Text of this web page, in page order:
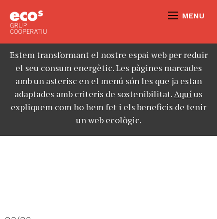
MENU
Estem transformant el nostre espai web per reduir
el seu consum energètic. Les pàgines marcades
amb un asterisc en el menú són les que ja estan
adaptades amb criteris de sostenibilitat.Aquíus
expliquem com ho hem fet i els beneficis de tenir
un web ecològic.